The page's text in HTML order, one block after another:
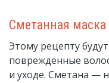
Сметанная
Этому рецепту
поврежденные
и уходе. Сметана —